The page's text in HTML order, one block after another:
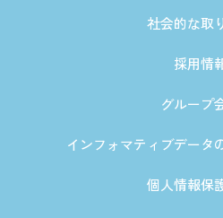
社会的な取
採用情
グループ
インフォマティブデータ
個人情報保